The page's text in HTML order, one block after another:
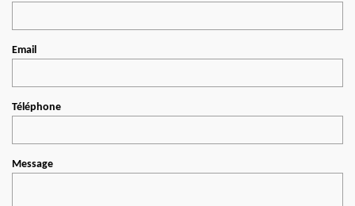
Email
Téléphone
Message